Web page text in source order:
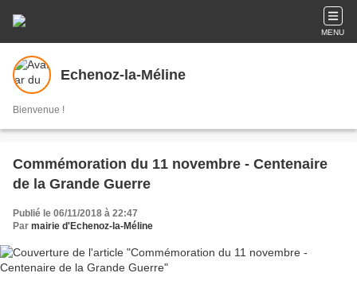
MENU
Echenoz-la-Méline
Bienvenue !
Commémoration du 11 novembre - Centenaire
de la Grande Guerre
Publié le 06/11/2018 à 22:47
Par mairie d'Echenoz-la-Méline